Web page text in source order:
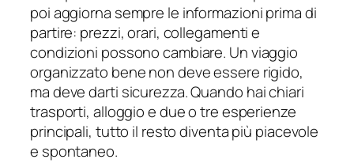
poi aggiorna sempre le informazioni prima di
partire: prezzi, orari, collegamenti e
condizioni possono cambiare. Un viaggio
organizzato bene non deve essere rigido,
ma deve darti sicurezza. Quando hai chiari
trasporti, alloggio e due o tre esperienze
principali, tutto il resto diventa più piacevole
e spontaneo.